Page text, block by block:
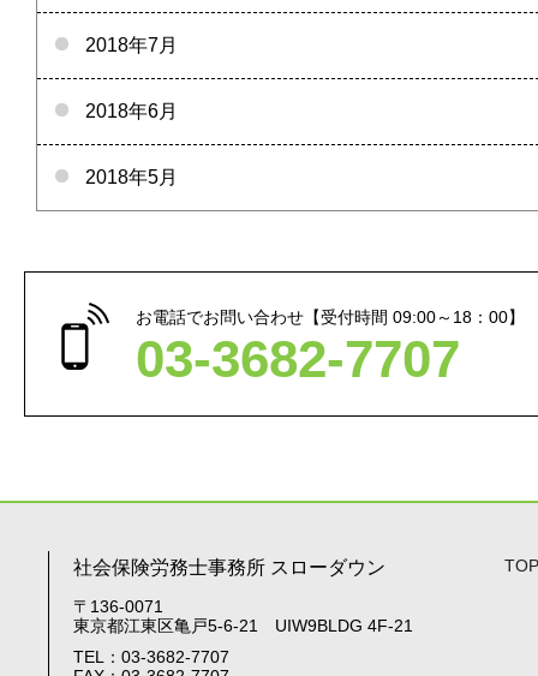
2018年7月
2018年6月
2018年5月
お電話でお問い合わせ【受付時間 09:00～18：00】
03-3682-7707
社会保険労務士事務所 スローダウン
〒136-0071
東京都江東区亀戸5-6-21 UIW9BLDG 4F-21
TEL：03-3682-7707